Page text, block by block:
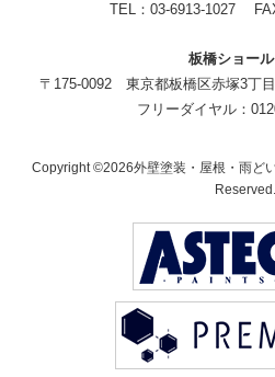
TEL：03-6913-1027
板橋ショー
〒175-0092 東京都板橋区赤塚3丁
フリーダイヤル：
Copyright ©2026外壁塗装・屋根・雨ど
Reserved.